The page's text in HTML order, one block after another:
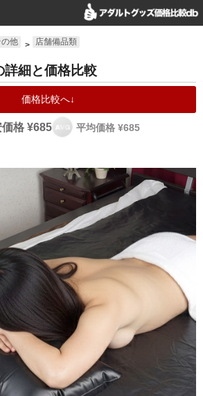
の他 > 店舗備品類
詳細と価格比較
価格比較へ↓
格 ¥685 平均価格 ¥685